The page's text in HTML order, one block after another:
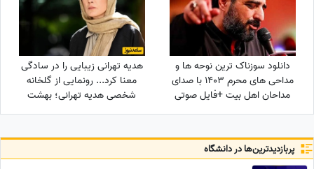
دانلود سوزناک ترین نوحه ها و
مداحی های محرم 1403 با صدای
مداحان اهل بیت +فایل صوتی
هدیه تهرانی زیبایی را در سادگی
معنا کرد... رونمایی از گلخانه
شخصی هدیه تهرانی؛ بهشت
پربازدید‌ترین‌ها در دانشگاه